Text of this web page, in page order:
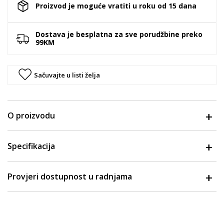
Proizvod je moguće vratiti u roku od 15 dana
Dostava je besplatna za sve porudžbine preko
99KM
Sačuvajte u listi želja
O proizvodu
Specifikacija
Provjeri dostupnost u radnjama